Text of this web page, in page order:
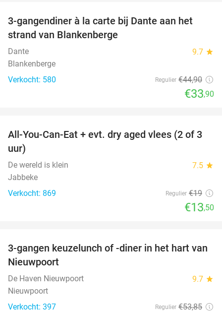
24%
3-gangendiner à la carte bij Dante aan het
strand van Blankenberge
Dante 9.7 star
Blankenberge
Verkocht: 580
Regulier €44,90
€33,90
29%
All-You-Can-Eat + evt. dry aged vlees (2 of 3
uur)
De wereld is klein 7.5 star
Jabbeke
Verkocht: 869
Regulier €19
€13,50
35%
3-gangen keuzelunch of -diner in het hart van
Nieuwpoort
De Haven Nieuwpoort 9.7 star
Nieuwpoort
Verkocht: 397
Regulier €53,85